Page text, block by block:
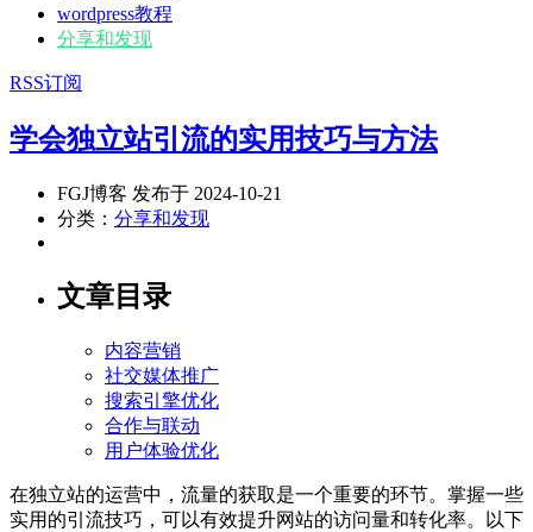
wordpress教程
分享和发现
RSS订阅
学会独立站引流的实用技巧与方法
FGJ博客 发布于 2024-10-21
分类： 分享和发现
文章目录
内容营销
社交媒体推广
搜索引擎优化
合作与联动
用户体验优化
在独立站的运营中，流量的获取是一个重要的环节。掌握一些
实用的引流技巧，可以有效提升网站的访问量和转化率。以下